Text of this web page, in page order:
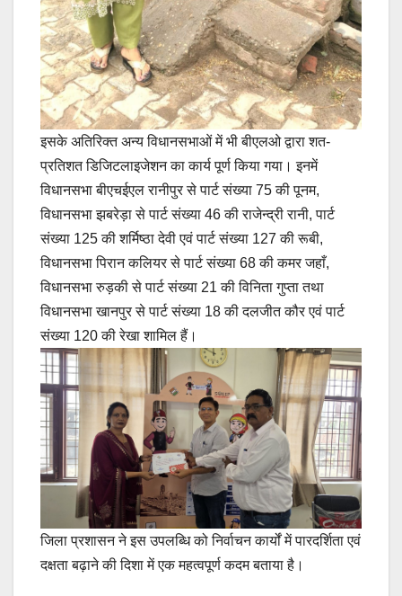
इसके अतिरिक्त अन्य विधानसभाओं में भी बीएलओ द्वारा शत-
प्रतिशत डिजिटलाइजेशन का कार्य पूर्ण किया गया। इनमें
विधानसभा बीएचईएल रानीपुर से पार्ट संख्या 75 की पूनम,
विधानसभा झबरेड़ा से पार्ट संख्या 46 की राजेन्द्री रानी, पार्ट
संख्या 125 की शर्मिष्ठा देवी एवं पार्ट संख्या 127 की रूबी,
विधानसभा पिरान कलियर से पार्ट संख्या 68 की कमर जहाँ,
विधानसभा रुड़की से पार्ट संख्या 21 की विनिता गुप्ता तथा
विधानसभा खानपुर से पार्ट संख्या 18 की दलजीत कौर एवं पार्ट
संख्या 120 की रेखा शामिल हैं।
जिला प्रशासन ने इस उपलब्धि को निर्वाचन कार्यों में पारदर्शिता एवं
दक्षता बढ़ाने की दिशा में एक महत्वपूर्ण कदम बताया है।